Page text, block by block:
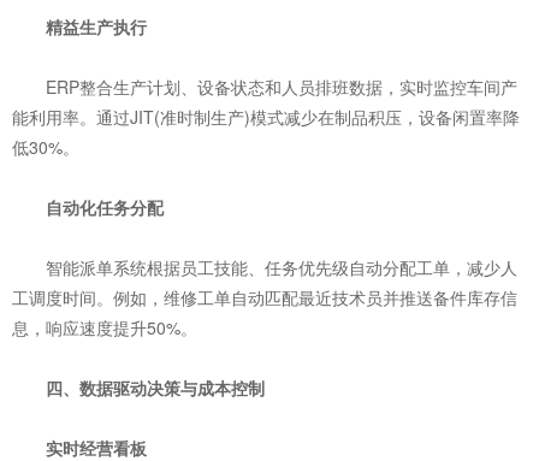
‌精益生产执行‌
ERP整合生产计划、设备状态和人员排班数据，实时监控车间产
能利用率。通过JIT(准时制生产)模式减少在制品积压，设备闲置率降
低30%。
‌自动化任务分配‌
智能派单系统根据员工技能、任务优先级自动分配工单，减少人
工调度时间。例如，维修工单自动匹配最近技术员并推送备件库存信
息，响应速度提升50%。
四、数据驱动决策与成本控制
‌实时经营看板‌